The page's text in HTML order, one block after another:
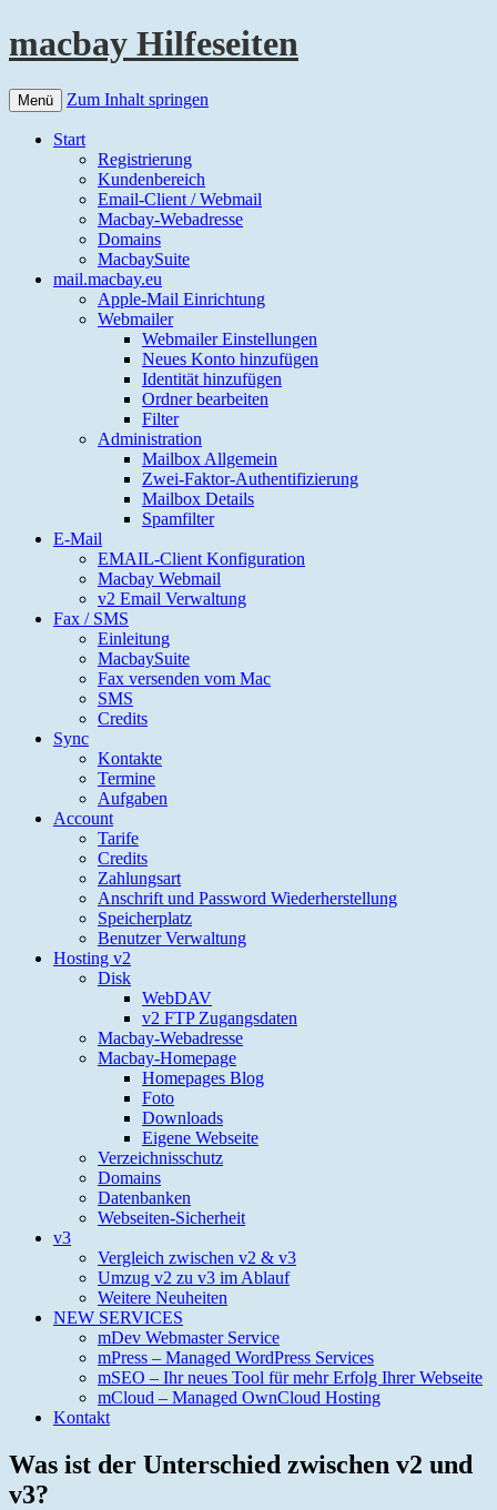
macbay Hilfeseiten
Menü Zum Inhalt springen
Start
Registrierung
Kundenbereich
Email-Client / Webmail
Macbay-Webadresse
Domains
MacbaySuite
mail.macbay.eu
Apple-Mail Einrichtung
Webmailer
Webmailer Einstellungen
Neues Konto hinzufügen
Identität hinzufügen
Ordner bearbeiten
Filter
Administration
Mailbox Allgemein
Zwei-Faktor-Authentifizierung
Mailbox Details
Spamfilter
E-Mail
EMAIL-Client Konfiguration
Macbay Webmail
v2 Email Verwaltung
Fax / SMS
Einleitung
MacbaySuite
Fax versenden vom Mac
SMS
Credits
Sync
Kontakte
Termine
Aufgaben
Account
Tarife
Credits
Zahlungsart
Anschrift und Password Wiederherstellung
Speicherplatz
Benutzer Verwaltung
Hosting v2
Disk
WebDAV
v2 FTP Zugangsdaten
Macbay-Webadresse
Macbay-Homepage
Homepages Blog
Foto
Downloads
Eigene Webseite
Verzeichnisschutz
Domains
Datenbanken
Webseiten-Sicherheit
v3
Vergleich zwischen v2 & v3
Umzug v2 zu v3 im Ablauf
Weitere Neuheiten
NEW SERVICES
mDev Webmaster Service
mPress – Managed WordPress Services
mSEO – Ihr neues Tool für mehr Erfolg Ihrer Webseite
mCloud – Managed OwnCloud Hosting
Kontakt
Was ist der Unterschied zwischen v2 und
v3?